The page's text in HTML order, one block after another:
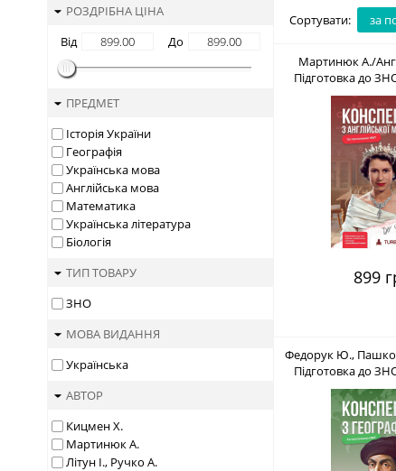
РОЗДРІБНА ЦІНА
Від
До
ПРЕДМЕТ
Історія України
Географія
Українська мова
Англійська мова
Математика
Українська література
Біологія
ТИП ТОВАРУ
ЗНО
МОВА ВИДАННЯ
Українська
АВТОР
Кицмен Х.
Мартинюк А.
Літун І., Ручко А.
Сортувати: за
Мартинюк А./
Підготовка до
8660-
899
Федорук Ю.,
Підготовка до
8660-